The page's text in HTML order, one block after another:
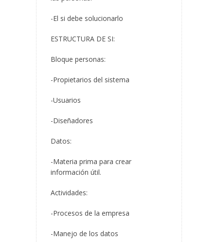
-El si debe solucionarlo
ESTRUCTURA DE SI:
Bloque personas:
-Propietarios del sistema
-Usuarios
-Diseñadores
Datos:
-Materia prima para crear
información útil.
Actividades:
-Procesos de la empresa
-Manejo de los datos